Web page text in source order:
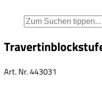
Art. Nr.443031